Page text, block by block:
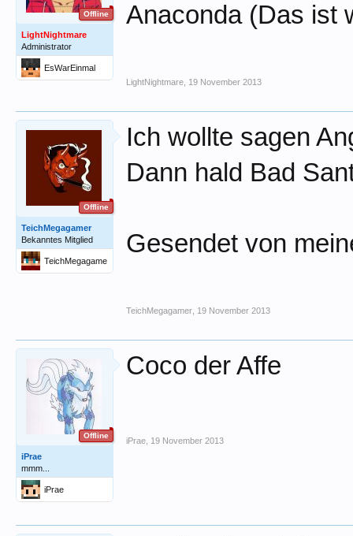
Offline
LightNightmare
Administrator
EsWarEinmal
Anaconda (Das ist
LightNightmare 19 November 2013
Offline
TeichMegagamer
Bekanntes Mitglied
TeichMegagame
r
Ich wollte sagen
Dann hald Bad
Gesendet von
TeichMegagamer 19 November 2013
Offline
iPrae
mmm...
iPrae
Coco der Affe
iPrae 19 November 2013